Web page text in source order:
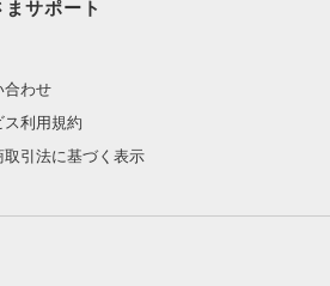
まサポート
合わせ
ス利用規約
取引法に基づく表示